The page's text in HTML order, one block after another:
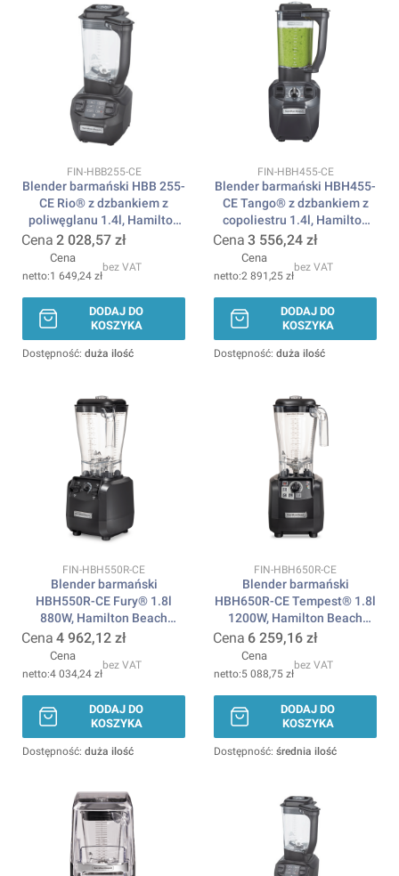
Kod produktu
FIN-HBB255-CE
Blender barmański HBB 255-
CE Rio® z dzbankiem z
poliwęglanu 1.4l, Hamilton
Beach Commercial
Cena 2 028,57 zł
Cena
1 649,24 zł
bez VAT
DODAJ DO
KOSZYKA
Dostępność: duża ilość
Kod produktu
FIN-HBH455-CE
Blender barmański HBH455-
CE Tango® z dzbankiem z
copoliestru 1.4l, Hamilton
Beach Commercial
Cena 3 556,24 zł
Cena
2 891,25 zł
bez VAT
DODAJ DO
KOSZYKA
Dostępność: duża ilość
Kod produktu
FIN-HBH550R-CE
Blender barmański
HBH550R-CE Fury® 1.8l
880W, Hamilton Beach
Commercial
Cena 4 962,12 zł
Cena
4 034,24 zł
bez VAT
DODAJ DO
KOSZYKA
Dostępność: duża ilość
Kod produktu
FIN-HBH650R-CE
Blender barmański
HBH650R-CE Tempest® 1.8l
1200W, Hamilton Beach
Commercial
Cena 6 259,16 zł
Cena
5 088,75 zł
bez VAT
DODAJ DO
KOSZYKA
Dostępność: średnia ilość